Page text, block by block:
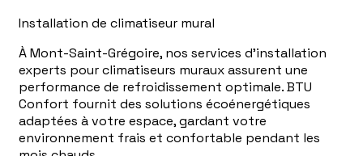
Installation de climatiseur mural
À Mont-Saint-Grégoire, nos services d'installation
experts pour climatiseurs muraux assurent une
performance de refroidissement optimale. BTU
Confort fournit des solutions écoénergétiques
adaptées à votre espace, gardant votre
environnement frais et confortable pendant les